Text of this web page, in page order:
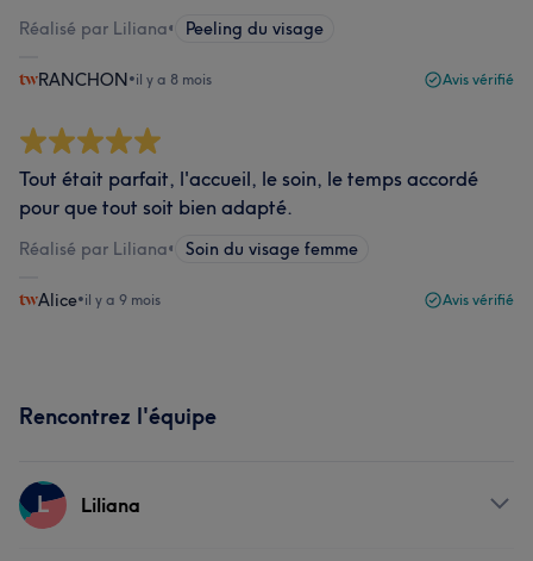
Réalisé par Liliana• Peeling du visage
RANCHON•il y a 8 mois Avis vérifié
Tout était parfait, l'accueil, le soin, le temps accordé
pour que tout soit bien adapté.
Réalisé par Liliana• Soin du visage femme
Alice•il y a 9 mois Avis vérifié
Rencontrez l'équipe
L Liliana